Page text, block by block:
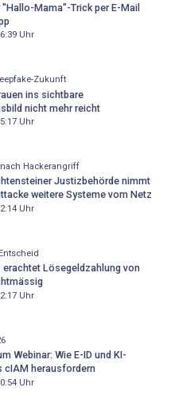
Mama"-Trick per E-Mail
Uhr
Zukunft
ins sichtbare
nicht mehr reicht
Uhr
Hackerangriff
Justizbehörde nimmt
weitere Systeme vom Netz
Uhr
erachtet Lösegeldzahlung von
Uhr
Webinar: Wie E-ID und KI-
cIAM herausfordern
Uhr